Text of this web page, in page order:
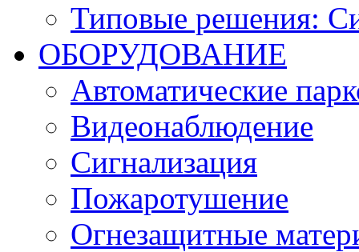
Типовые решения:
ОБОРУДОВАНИЕ
Автоматические
Видеонаблюдение
Сигнализация
Пожаротушение
Огнезащитные